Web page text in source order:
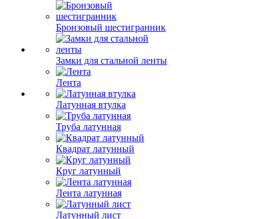
Бронзовый шестигранник
Замки для стальной ленты
Лента
Латунная втулка
Труба латунная
Квадрат латунный
Круг латунный
Лента латунная
Латунный лист